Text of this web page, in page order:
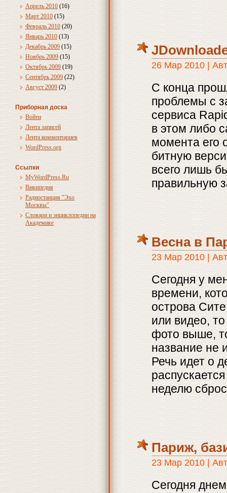
Апрель 2010 (16)
Март 2010 (15)
Февраль 2010 (20)
Январь 2010 (13)
Декабрь 2009 (15)
Ноябрь 2009 (15)
Октябрь 2009 (19)
Сентябрь 2009 (22)
Август 2009 (2)
Приборная доска
Войти
Лента записей
Лента комментариев
WordPress.org
Ссылки
MyWordPress.Ru
Википедия
Радиостанция "Эхо
Москвы"
Словари и энциклопедии на
Академике
26 Мар 2010 |
С конца
проблемы с
сервиса
в этом либо
момента его
битную
всего лишь
правильную
Весна в
23 Мар 2010 |
Сегодня у
времени,
острова
или видео,
фото выше,
название не
Речь идет о
неделю
Париж,
23 Мар 2010 |
Сегодня